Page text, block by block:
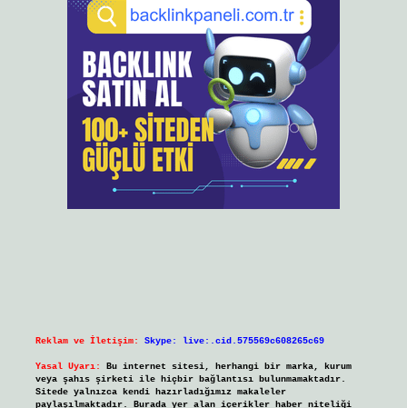
Reklam ve İletişim: Skype: live:.cid.575569c608265c69
Yasal Uyarı:
Bu internet sitesi, herhangi bir marka, kurum
veya şahıs şirketi ile hiçbir bağlantısı bulunmamaktadır.
Sitede yalnızca kendi hazırladığımız makaleler
paylaşılmaktadır. Burada yer alan içerikler haber niteliği